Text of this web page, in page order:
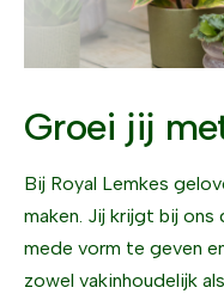
Groei jij
Bij Royal Lemkes
maken. Jij krijgt bij
mede vorm te geven
zowel vakinhoudelijk